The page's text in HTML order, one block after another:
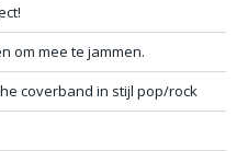
om mee te jammen.
coverband in stijl pop/rock